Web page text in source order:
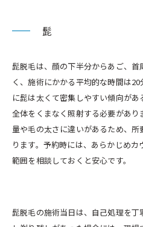
髭
髭脱毛は、顔の下半分からあご、
く、施術にかかる平均的な時間は
に髭は太くて密集しやすい傾向が
全体をくまなく照射する必要があ
量や毛の太さに違いがあるため、
ります。予約時には、あらかじめ
範囲を相談しておくと安心です。
髭脱毛の施術当日は、自己処理を丁